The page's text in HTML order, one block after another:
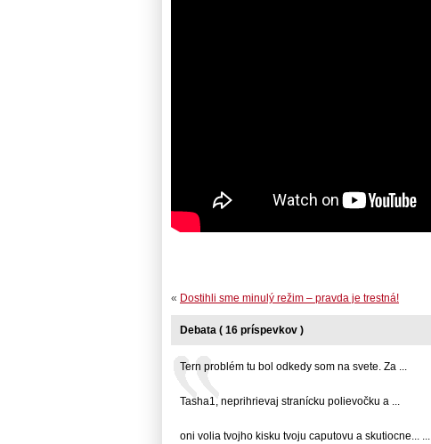
« Dostihli sme minulý režim – pravda je trestná!
Debata ( 16 príspevkov )
Tern problém tu bol odkedy som na svete. Za ...
Tasha1, neprihrievaj stranícku polievočku a ...
oni volia tvojho kisku tvoju caputovu a skutiocne... ...